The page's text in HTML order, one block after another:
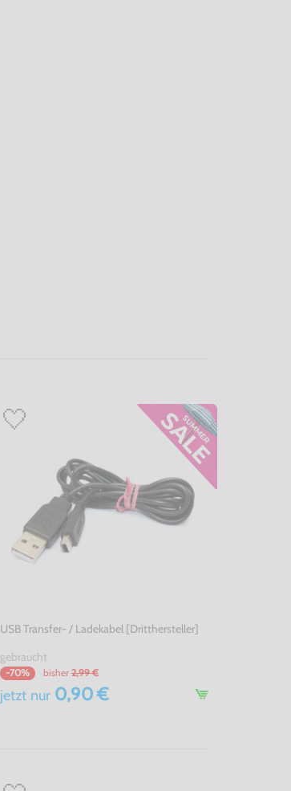
USB Transfer- / Ladekabel [Dritthersteller]
gebraucht
-70% bisher 2,99 €
jetzt nur0,90 €